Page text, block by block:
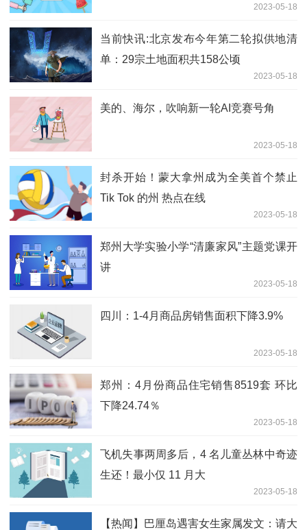
2023-05-18
当前快讯:北京发布今年第二轮拟供地清
单：29宗土地面积共158公顷
2023-05-18
美的、海尔，吹响新一轮AI竞赛号角
2023-05-18
封杀开始！蒙大拿州成为全美首个禁止
Tik Tok 的州 热点在线
2023-05-18
郑州大学实验小学“清廉家风”主题党课开
讲
2023-05-18
四川：1-4月商品房销售面积下降3.9%
2023-05-18
郑州：4月份商品住宅销售8519套 环比
下降24.74％
2023-05-18
飞机失事两周多后，4 名儿童丛林中奇迹
生还！最小仅 11 月大
2023-05-18
【热闻】巴厘岛遇害女生家属发文：请大